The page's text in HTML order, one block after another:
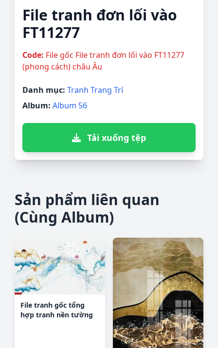
File tranh đơn lối vào
FT11277
Code: File gốc File tranh đơn lối vào FT11277
(phong cách) châu Âu
Danh mục: Tranh Trang Trí
Album: Album 56
Tải xuống tệp
Sản phẩm liên quan
(Cùng Album)
File tranh gốc tổng
hợp tranh nền tường